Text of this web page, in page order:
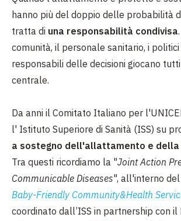
hanno più del doppio delle probabilità
tratta di una responsabilità condivisa
comunità, il personale sanitario, i
responsabili delle decisioni giocano
centrale.
Da anni il Comitato Italiano per
l' Istituto Superiore di Sanità (ISS) su
a sostegno dell'allattamento e
Tra questi ricordiamo la "Joint Action
Communicable Diseases", all'interno del
Baby-Friendly Community&Health
coordinato dall’ISS in partnership con